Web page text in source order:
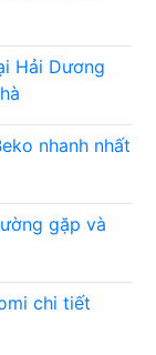
Hải Dương
nhanh nhất
gặp và
chi tiết